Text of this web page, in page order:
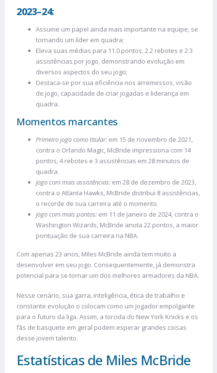
2023–24:
Assume um papel ainda mais importante na equipe, se
tornando um líder em quadra;
Eleva suas médias para 11.0 pontos, 2.2 rebotes e 2.3
assistências por jogo, demonstrando evolução em
diversos aspectos do seu jogo;
Destaca-se por sua eficiência nos arremessos, visão
de jogo, capacidade de criar jogadas e liderança em
quadra.
Momentos marcantes
Primeiro jogo como titular: em 15 de novembro de 2021,
contra o Orlando Magic, McBride impressiona com 14
pontos, 4 rebotes e 3 assistências em 28 minutos de
quadra.
Jogo com mais assistências: em 28 de dezembro de 2023,
contra o Atlanta Hawks, McBride distribui 8 assistências,
o recorde de sua carreira até o momento.
Jogo com mais pontos: em 11 de janeiro de 2024, contra o
Washington Wizards, McBride anota 22 pontos, a maior
pontuação de sua carreira na NBA.
Com apenas 23 anos, Miles McBride ainda tem muito a
desenvolver em seu jogo. Consequentemente, já demonstra
potencial para se tornar um dos melhores armadores da NBA.
Nesse cenário, sua garra, inteligência, ética de trabalho e
constante evolução o colocam como um jogador empolgante
para o futuro da liga. Assim, a torcida do New York Knicks e os
fãs de basquete em geral podem esperar grandes coisas
desse jovem talento.
Estatísticas de Miles McBride